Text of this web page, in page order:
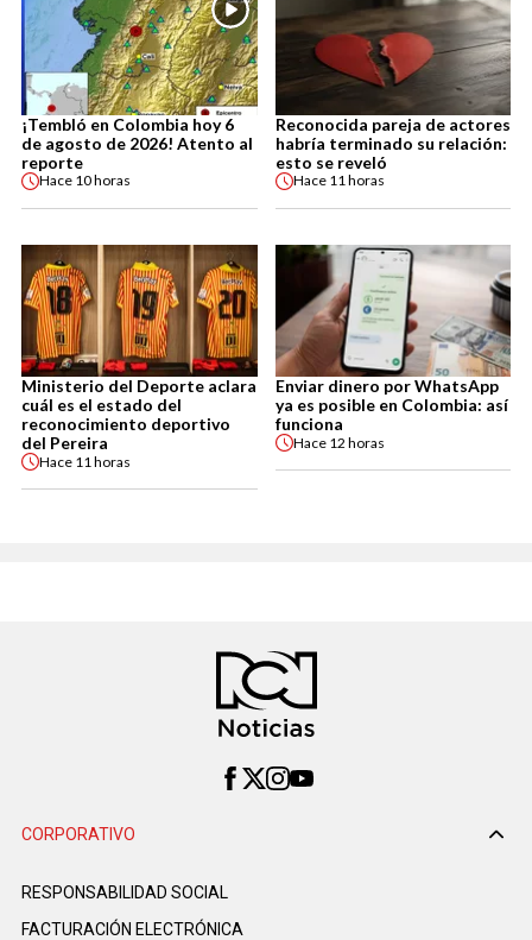
¡Tembló en Colombia hoy 6
de agosto de 2026! Atento al
reporte
Hace 10 horas
Reconocida pareja de actores
habría terminado su relación:
esto se reveló
Hace 11 horas
Ministerio del Deporte aclara
cuál es el estado del
reconocimiento deportivo
del Pereira
Hace 11 horas
Enviar dinero por WhatsApp
ya es posible en Colombia: así
funciona
Hace 12 horas
CORPORATIVO
RESPONSABILIDAD SOCIAL
FACTURACIÓN ELECTRÓNICA